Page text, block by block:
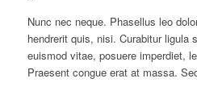
Nunc nec neque. Phasellus leo
hendrerit quis, nisi. Curabitur ligula
euismod vitae, posuere imperdiet,
Praesent congue erat at massa.